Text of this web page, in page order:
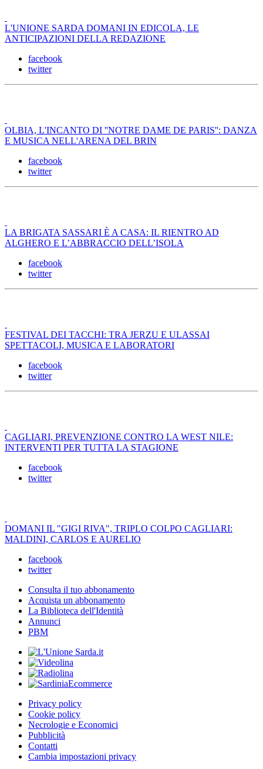
L'UNIONE SARDA DOMANI IN EDICOLA, LE
ANTICIPAZIONI DELLA REDAZIONE
facebook
twitter
OLBIA, L'INCANTO DI ''NOTRE DAME DE PARIS'': DANZA
E MUSICA NELL'ARENA DEL BRIN
facebook
twitter
LA BRIGATA SASSARI È A CASA: IL RIENTRO AD
ALGHERO E L’ABBRACCIO DELL’ISOLA
facebook
twitter
FESTIVAL DEI TACCHI: TRA JERZU E ULASSAI
SPETTACOLI, MUSICA E LABORATORI
facebook
twitter
CAGLIARI, PREVENZIONE CONTRO LA WEST NILE:
INTERVENTI PER TUTTA LA STAGIONE
facebook
twitter
DOMANI IL "GIGI RIVA", TRIPLO COLPO CAGLIARI:
MALDINI, CARLOS E AURELIO
facebook
twitter
Consulta il tuo abbonamento
Acquista un abbonamento
La Biblioteca dell'Identità
Annunci
PBM
Privacy policy
Cookie policy
Necrologie e Economici
Pubblicità
Contatti
Cambia impostazioni privacy